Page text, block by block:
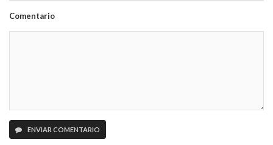
Comentario
ENVIAR COMENTARIO